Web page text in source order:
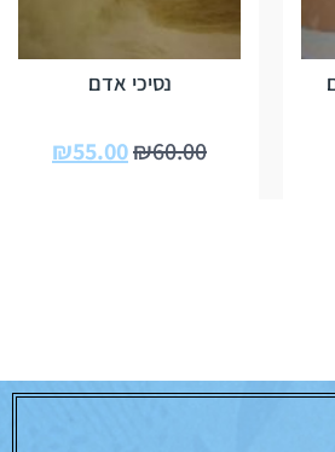
נסיכי אדם
₪60.00
₪55.00